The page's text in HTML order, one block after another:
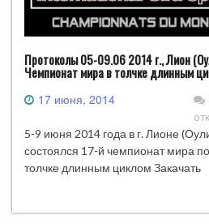
Протоколы 05-09.06 2014 г., Лион
Чемпионат мира в толчке длинным
17 июня, 2014
5-9 июня 2014 года в г. Лионе
состоялся 17-й чемпионат мира
толчке длинным циклом Закачать